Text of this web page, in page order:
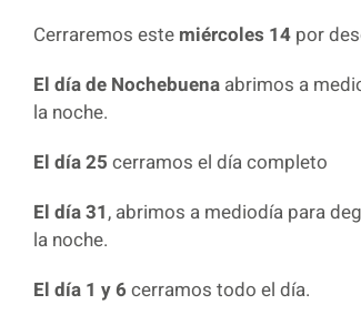
Cerraremos este miércoles 14 por
El día de Nochebuena abrimos a
la noche.
El día 25 cerramos el día completo
El día 31, abrimos a mediodía para
la noche.
El día 1 y 6 cerramos todo el día.